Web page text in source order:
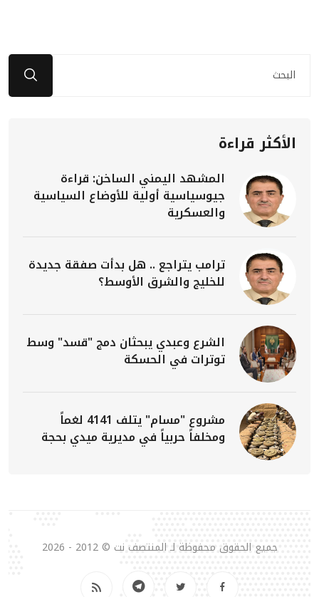
الأكثر قراءة
المشهد اليمني الساخن: قراءة
جيوسياسية أولية للأوضاع السياسية
والعسكرية
ترامب يتراجع .. هل بدأت صفقة جديدة
للخليج والشرق الأوسط؟
الشرع وعبدي يبحثان دمج "قسد" وسط
توترات في الحسكة
مشروع "مسام" يتلف 4141 لغماً
ومخلفاً حربياً في مديرية ميدي بحجة
جميع الحقوق محفوظة لـ المنتصف نت © 2012 - 2026